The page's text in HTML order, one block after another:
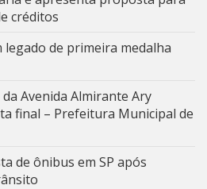
créditos
legado de primeira medalha
Avenida Almirante Ary
final – Prefeitura Municipal de
de ônibus em SP após